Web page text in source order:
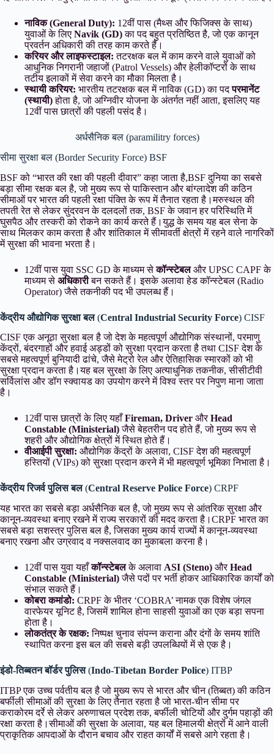
नाविक (General Duty): 12वीं पास (मैथ्स और फिजिक्स के साथ)
युवाओं के लिए Navik (GD)का पद बहुत प्रतिष्ठित है, जो एक कानून
प्रवर्तन अधिकारी की तरह काम करते हैं।
करियर और लाइफस्टाइल: तटरक्षक बल में काम करने वाले युवाओं को
आधुनिक निगरानी जहाजों (Patrol Vessels) और हेलीकॉप्टरों के साथ
तटीय इलाकों में सेवा करने का मौका मिलता है।
स्थायी करियर: भारतीय तटरक्षक बल में नाविक (GD) का पदपरमानेंट
(स्थायी)होता है, जो अग्निवीर योजना के अंतर्गत नहीं आता, इसलिए यह
12वीं पास छात्रों की पहली पसंद है।
अर्धसैनिक बल (paramilitry forces)
सीमा सुरक्षा बल (Border Security Force) BSF
BSF को “भारत की रक्षा की पहली दीवार” कहा जाता है,BSF दुनिया का सबसे
बड़ा सीमा रक्षक बल है, जो मुख्य रूप से पाकिस्तान और बांग्लादेश की कठिन
सीमाओं पर भारत की पहली रक्षा पंक्ति के रूप में तैनात रहता है।मरुस्थल की
तपती रेत से लेकर सुंदरवन के दलदलों तक, BSF के जवान हर परिस्थिति में
घुसपैठ और तस्करी को रोकने का कार्य करते हैं।युद्ध के समय यह बल सेना के
साथ मिलकर काम करता है और शांतिकाल में सीमावर्ती क्षेत्रों में रहने वाले नागरिकों
में सुरक्षा की भावना भरता है।
12वीं पास युवा SSC GD के माध्यम सेकॉन्स्टेबलऔर UPSC CAPF के
माध्यम से अधिकारीबन सकते हैं। इसके अलावा हेड कॉन्स्टेबल (Radio
Operator) जैसे तकनीकी पद भी उपलब्ध हैं।
केंद्रीय औद्योगिक सुरक्षा बल(Central Industrial Security Force) CISF
CISF एक अनूठा सुरक्षा बल है जो देश के महत्वपूर्ण औद्योगिक संस्थानों, परमाणु
केंद्रों, बंदरगाहों और हवाई अड्डों को सुरक्षा प्रदान करता है तथा CISF देश के
सबसे महत्वपूर्ण बुनियादी ढांचे, जैसे मेट्रो रेल और ऐतिहासिक स्मारकों को भी
सुरक्षा प्रदान करता है।यह बल सुरक्षा के लिए अत्याधुनिक तकनीक, सीसीटीवी
सर्विलांस और डॉग स्क्वायड का उपयोग करने में विश्व स्तर पर निपुण माना जाता
है।
12वीं पास छात्रों के लिए यहाँFireman, Driver औरHead
Constable (Ministerial)जैसे बेहतरीन पद होते हैं, जो मुख्य रूप से
शहरी और औद्योगिक क्षेत्रों में स्थित होते हैं।
वीआईपी सुरक्षा: औद्योगिक केंद्रों के अलावा, CISF देश की महत्वपूर्ण
हस्तियों (VIPs) को सुरक्षा प्रदान करने में भी महत्वपूर्ण भूमिका निभाता है।
केंद्रीय रिजर्व पुलिस बल(Central Reserve Police Force) CRPF
यह भारत का सबसे बड़ा अर्धसैनिक बल है, जो मुख्य रूप से आंतरिक सुरक्षा और
कानून-व्यवस्था बनाए रखने में राज्य सरकारों की मदद करता है।CRPF भारत का
सबसे बड़ा सशस्त्र पुलिस बल है, जिसका मुख्य कार्य राज्यों में कानून-व्यवस्था
बनाए रखना और उग्रवाद व नक्सलवाद का मुकाबला करना है।
12वीं पास युवा यहाँकॉन्स्टेबलके अलावा ASI (Steno) औरHead
Constable (Ministerial)जैसे पदों पर भर्ती होकर आधिकारिक कार्यों को
संभाल सकते हैं।
कोबरा कमांडो: CRPF के भीतर ‘COBRA’ नामक एक विशेष जंगल
वारफेयर यूनिट है, जिसमें शामिल होना साहसी युवाओं का एक बड़ा सपना
होता है।
लोकतंत्र के रक्षक: निष्पक्ष चुनाव संपन्न कराना और दंगों के समय शांति
स्थापित करना इस बल की सबसे बड़ी उपलब्धियों में से एक है।
इंडो-तिब्बतन बॉर्डर पुलिस(Indo-Tibetan Border Police) ITBP
ITBP एक उच्च पर्वतीय बल है जो मुख्य रूप से भारत और चीन (तिब्बत) की कठिन
बर्फीली सीमाओं की सुरक्षा के लिए तैनात रहता है जो भारत-चीन सीमा पर
कराकोरम दर्रे से लेकर अरुणाचल प्रदेश तक, बर्फीली चोटियों और दुर्गम पहाड़ों की
रक्षा करता है।सीमाओं की सुरक्षा के अलावा, यह बल हिमालयी क्षेत्रों में आने वाली
प्राकृतिक आपदाओं के दौरान बचाव और राहत कार्यों में सबसे आगे रहता है।